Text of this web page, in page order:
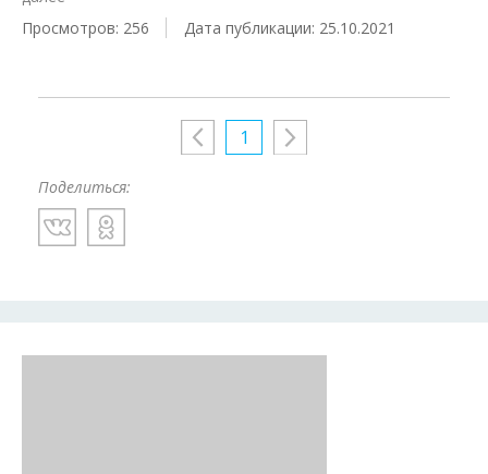
Просмотров: 256
Дата публикации: 25.10.2021
1
Поделиться: